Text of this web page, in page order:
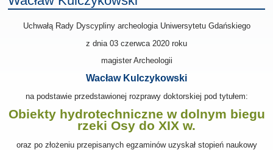
Uchwałą Rady Dyscypliny archeologia Uniwersytetu Gdańskiego
z dnia 03 czerwca 2020 roku
magister Archeologii
Wacław Kulczykowski
na podstawie przedstawionej rozprawy doktorskiej pod tytułem:
Obiekty hydrotechniczne w dolnym biegu
rzeki Osy do XIX w.
oraz po złożeniu przepisanych egzaminów uzyskał stopień naukowy